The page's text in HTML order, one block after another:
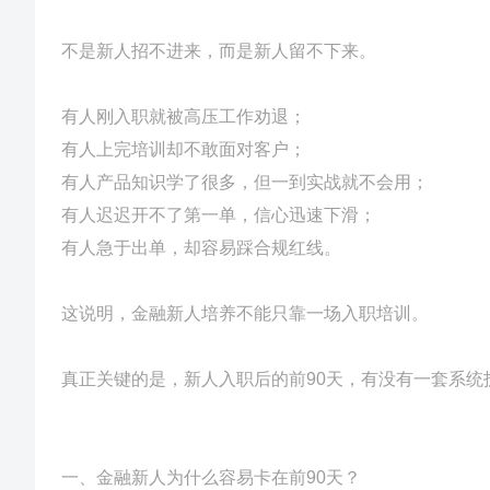
不是新人招不进来，而是新人留不下来。
有人刚入职就被高压工作劝退；
有人上完培训却不敢面对客户；
有人产品知识学了很多，但一到实战就不会用；
有人迟迟开不了第一单，信心迅速下滑；
有人急于出单，却容易踩合规红线。
这说明，金融新人培养不能只靠一场入职培训。
真正关键的是，新人入职后的前90天，有没有一套系统
一、金融新人为什么容易卡在前90天？